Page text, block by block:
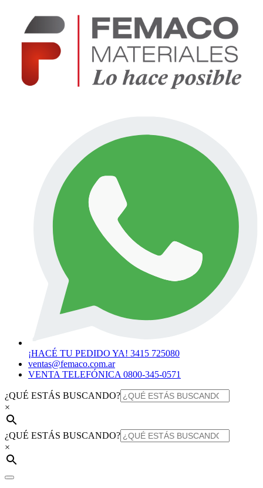
¡HACÉ TU PEDIDO YA! 3415 725080
ventas@femaco.com.ar
VENTA TELEFÓNICA 0800-345-0571
¿QUÉ ESTÁS BUSCANDO?
×
¿QUÉ ESTÁS BUSCANDO?
×